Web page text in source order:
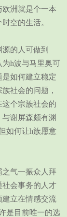
洲就是个一本
空的生活。
的人可做到
h波与马里奥可
如何建立稳定
社会的问题，
个宗族社会的
谢屏森颇有渊
如何让h族愿意
气一振众人拜
社会事务的人才
立在情感交流
是目前唯一的选